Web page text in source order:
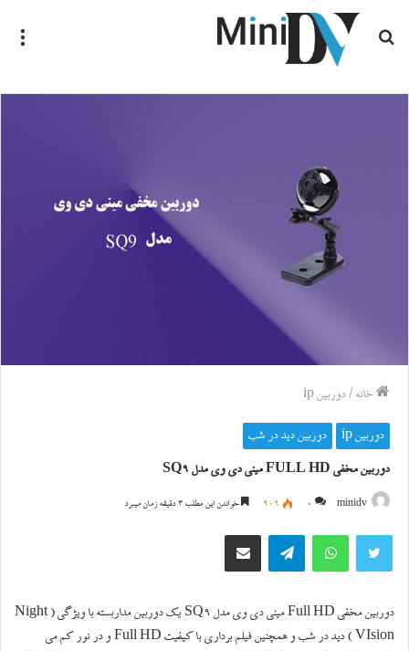
جستجو
خانه /دوربین ip
دوربین ip دوربین دید در شب
دوربین مخفی FULL HD مینی دی وی مدل SQ9
minidv
0
906 خواندن این مطلب 3 دقیقه زمان میبرد
توییتر واتس آپ تلگرام اشتراک گذاری از طریق ایمیل
دوربین مخفی Full HD مینی دی وی مدل SQ9 یک دوربین مداربسته با ویژگی ( Night
VIsion ) دید در شب و همچنین فیلم برداری با کیفیت Full HD و در نور کم می